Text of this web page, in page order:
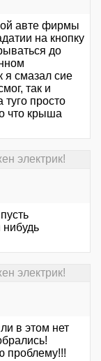
авте фирмы
на кнопку
до
я смазал сие
так и
просто
что крыша
электрик!
нибудь
электрик!
в этом нет
проблему!!!